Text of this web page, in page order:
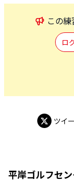
この練
ロ
ツイ
平岸ゴルフセ